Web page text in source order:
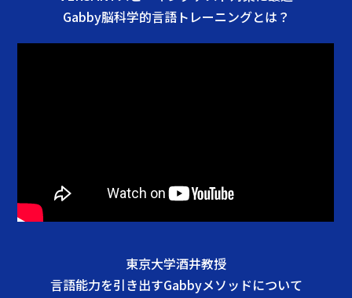
Gabby脳科学的言語トレーニングとは？
東京大学酒井教授
言語能力を引き出すGabbyメソッドについて